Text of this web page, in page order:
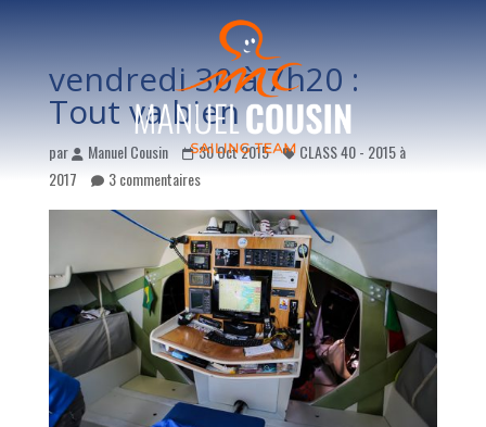
vendredi 30 à 7h20 :
Tout va bien
par Manuel Cousin 30 Oct 2015
CLASS 40 - 2015 à
2017
3 commentaires